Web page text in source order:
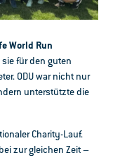
World Run
für den guten
ODU war nicht nur
unterstützte die
Charity-Lauf.
zur gleichen Zeit –